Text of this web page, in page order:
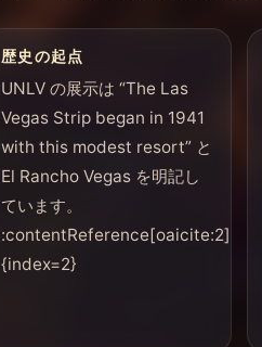
歴史の起点
UNLV の展示は “The Las
Vegas Strip began in 1941
with this modest resort” と
El Rancho Vegas を明記し
ています。
:contentReference[oaicite:2]
{index=2}